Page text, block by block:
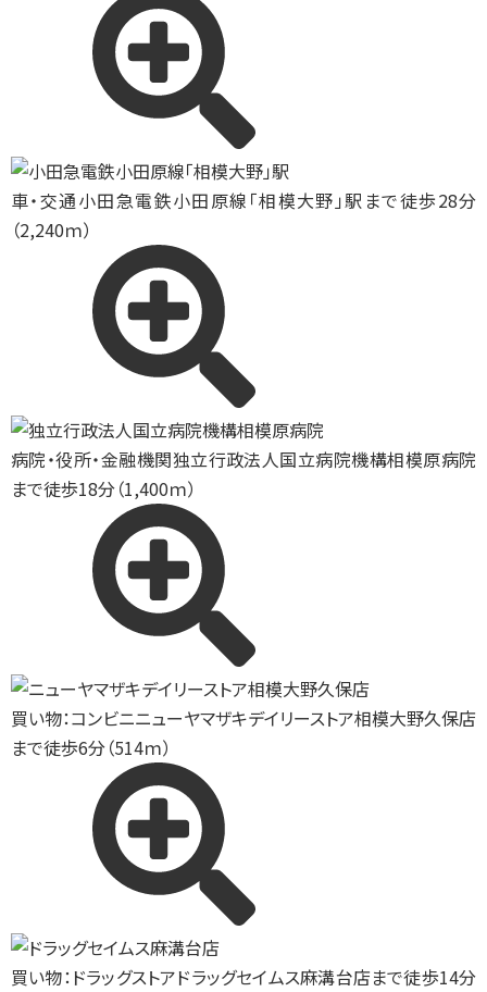
車・交通小田急電鉄小田原線「相模大野」駅まで徒歩28分
（2,240ｍ）
病院・役所・金融機関独立行政法人国立病院機構相模原病院
まで徒歩18分（1,400ｍ）
買い物：コンビニニューヤマザキデイリーストア相模大野久保店
まで徒歩6分（514ｍ）
買い物：ドラッグストアドラッグセイムス麻溝台店まで徒歩14分